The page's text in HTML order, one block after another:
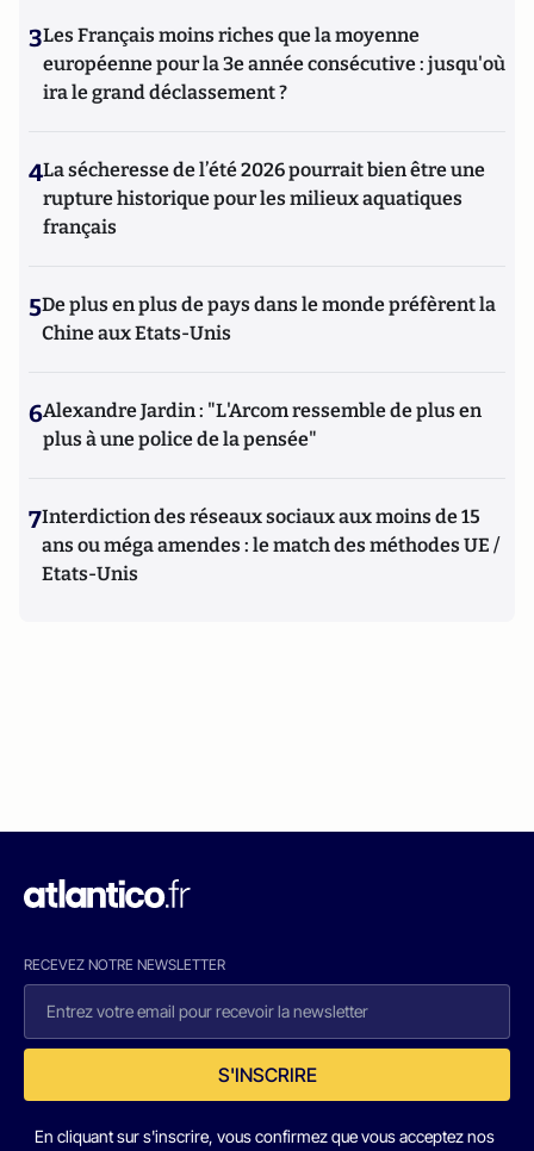
3Les Français moins riches que la moyenne
européenne pour la 3e année consécutive : jusqu'où
ira le grand déclassement ?
4La sécheresse de l’été 2026 pourrait bien être une
rupture historique pour les milieux aquatiques
français
5De plus en plus de pays dans le monde préfèrent la
Chine aux Etats-Unis
6Alexandre Jardin : "L'Arcom ressemble de plus en
plus à une police de la pensée"
7Interdiction des réseaux sociaux aux moins de 15
ans ou méga amendes : le match des méthodes UE /
Etats-Unis
RECEVEZ NOTRE NEWSLETTER
S'INSCRIRE
En cliquant sur s'inscrire, vous confirmez que vous acceptez nos